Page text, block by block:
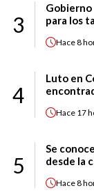
3
Gobierno
para los
Hace8
4
Luto en
Hace 17
5
Se
desde la
Hace8